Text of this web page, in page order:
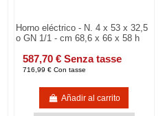
Horno eléctrico - N. 4 x 53 x 32,5
o GN 1/1 - cm 68,6 x 66 x 58 h
587,70 € Senza tasse
716,99 € Con tasse
Añadir al carrito